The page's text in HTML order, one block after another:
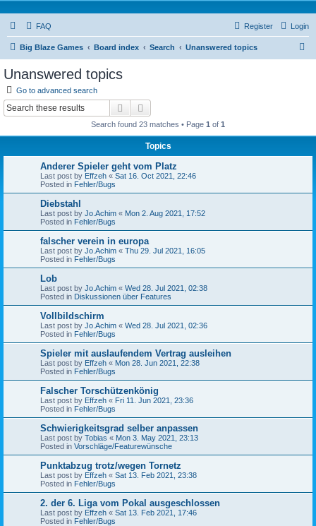
FAQ Login
Register
Big Blaze Games Board index Search Unanswered topics
Unanswered topics
Go to advanced search
Search
Search found 23 matches • Page 1 of 1
Topics
Anderer Spieler geht vom Platz
Last post by Effzeh « Sat 16. Oct 2021, 22:46
Posted in Fehler/Bugs
Diebstahl
Last post by Jo.Achim « Mon 2. Aug 2021, 17:52
Posted in Fehler/Bugs
falscher verein in europa
Last post by Jo.Achim « Thu 29. Jul 2021, 16:05
Posted in Fehler/Bugs
Lob
Last post by Jo.Achim « Wed 28. Jul 2021, 02:38
Posted in Diskussionen über Features
Vollbildschirm
Last post by Jo.Achim « Wed 28. Jul 2021, 02:36
Posted in Fehler/Bugs
Spieler mit auslaufendem Vertrag ausleihen
Last post by Effzeh « Mon 28. Jun 2021, 22:38
Posted in Fehler/Bugs
Falscher Torschützenkönig
Last post by Effzeh « Fri 11. Jun 2021, 23:36
Posted in Fehler/Bugs
Schwierigkeitsgrad selber anpassen
Last post by Tobias « Mon 3. May 2021, 23:13
Posted in Vorschläge/Featurewünsche
Punktabzug trotz/wegen Tornetz
Last post by Effzeh « Sat 13. Feb 2021, 23:38
Posted in Fehler/Bugs
2. der 6. Liga vom Pokal ausgeschlossen
Last post by Effzeh « Sat 13. Feb 2021, 17:46
Posted in Fehler/Bugs